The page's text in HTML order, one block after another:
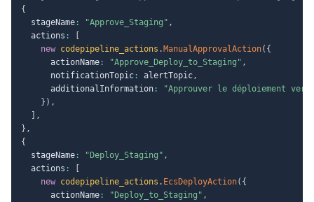
{
  stageName
: "Approve_Staging" ,
  actions
:
new codepipeline_actions . ManualApprovalAction( {
      actionName
: "Approve_Deploy_to_Staging" ,
      notificationTopic
: alertTopic,
      additionalInformation
:
"Approuver le déploiement
} ) ,
,
} ,
{
  stageName
: "Deploy_Staging" ,
  actions
:
new codepipeline_actions . EcsDeployAction( {
      actionName
: "Deploy_to_Staging" ,